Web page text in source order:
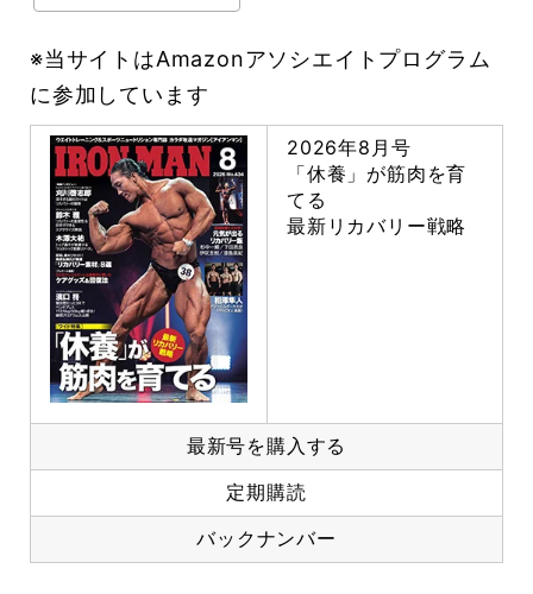
※当サイトはAmazonアソシエイトプログラム
に参加しています
2026年8月号
「休養」が筋肉を育
てる
最新リカバリー戦略
最新号を購入する
定期購読
バックナンバー